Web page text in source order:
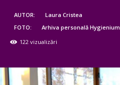
AUTOR:
Laura Cristea
FOTO:
Arhiva personală Hygienium
122 vizualizări